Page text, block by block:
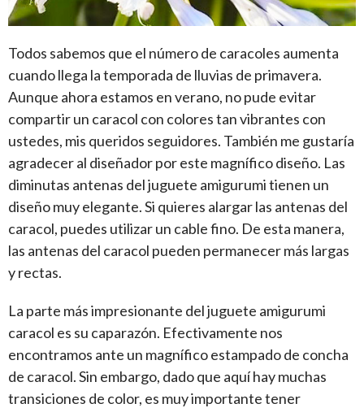
Todos sabemos que el número de caracoles aumenta
cuando llega la temporada de lluvias de primavera.
Aunque ahora estamos en verano, no pude evitar
compartir un caracol con colores tan vibrantes con
ustedes, mis queridos seguidores. También me gustaría
agradecer al diseñador por este magnífico diseño. Las
diminutas antenas del juguete amigurumi tienen un
diseño muy elegante. Si quieres alargar las antenas del
caracol, puedes utilizar un cable fino. De esta manera,
las antenas del caracol pueden permanecer más largas
y rectas.
La parte más impresionante del juguete amigurumi
caracol es su caparazón. Efectivamente nos
encontramos ante un magnífico estampado de concha
de caracol. Sin embargo, dado que aquí hay muchas
transiciones de color, es muy importante tener